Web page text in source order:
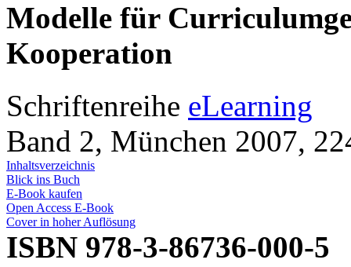
Modelle für
Kooperation
Schriftenreihe eLearning
Band 2, München 2007,
Inhaltsverzeichnis
Blick ins Buch
E-Book kaufen
Open Access E-Book
Cover in hoher Auflösung
ISBN 978-3-86736-000-5